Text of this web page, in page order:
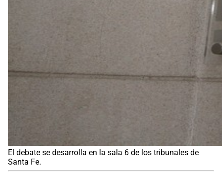
El debate se desarrolla en la sala 6 de los tribunales de
Santa Fe.